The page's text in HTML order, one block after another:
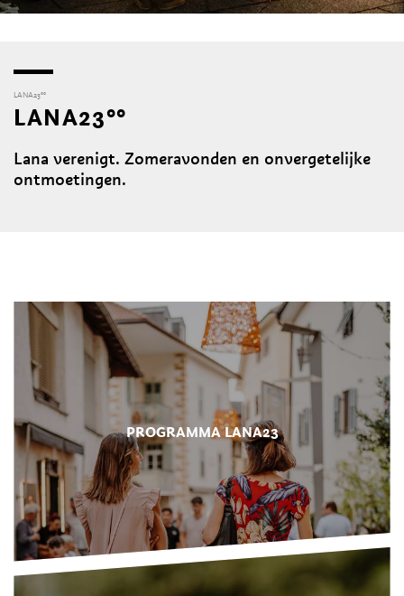
LANA23°°
LANA23°°
Lana verenigt. Zomeravonden en onvergetelijke
ontmoetingen.
PROGRAMMA LANA23